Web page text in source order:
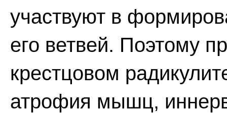
участвуют в
его ветвей. Поэтому
крестцовом
атрофия мышц,